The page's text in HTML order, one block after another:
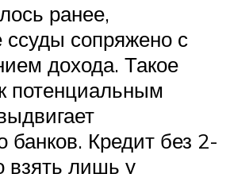
ранее,
сопряжено с
дохода. Такое
потенциальным
банков. Кредит без 2-
лишь у